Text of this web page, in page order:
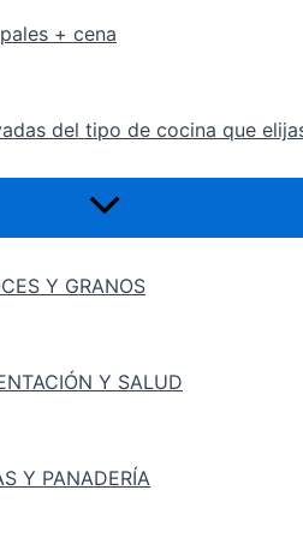
+ cena
del tipo de cocina que
Y GRANOS
Y SALUD
Y PANADERÍA